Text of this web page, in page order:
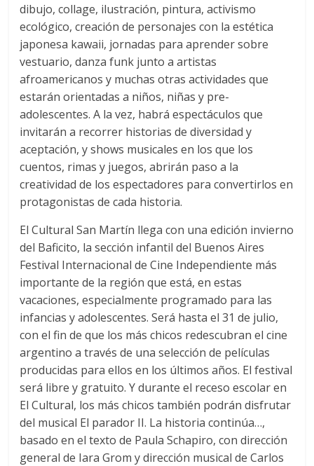
dibujo, collage, ilustración, pintura, activismo
ecológico, creación de personajes con la estética
japonesa kawaii, jornadas para aprender sobre
vestuario, danza funk junto a artistas
afroamericanos y muchas otras actividades que
estarán orientadas a niños, niñas y pre-
adolescentes. A la vez, habrá espectáculos que
invitarán a recorrer historias de diversidad y
aceptación, y shows musicales en los que los
cuentos, rimas y juegos, abrirán paso a la
creatividad de los espectadores para convertirlos en
protagonistas de cada historia.
El Cultural San Martín llega con una edición invierno
del Baficito, la sección infantil del Buenos Aires
Festival Internacional de Cine Independiente más
importante de la región que está, en estas
vacaciones, especialmente programado para las
infancias y adolescentes. Será hasta el 31 de julio,
con el fin de que los más chicos redescubran el cine
argentino a través de una selección de películas
producidas para ellos en los últimos años. El festival
será libre y gratuito. Y durante el receso escolar en
El Cultural, los más chicos también podrán disfrutar
del musical El parador II. La historia continúa…,
basado en el texto de Paula Schapiro, con dirección
general de Iara Grom y dirección musical de Carlos